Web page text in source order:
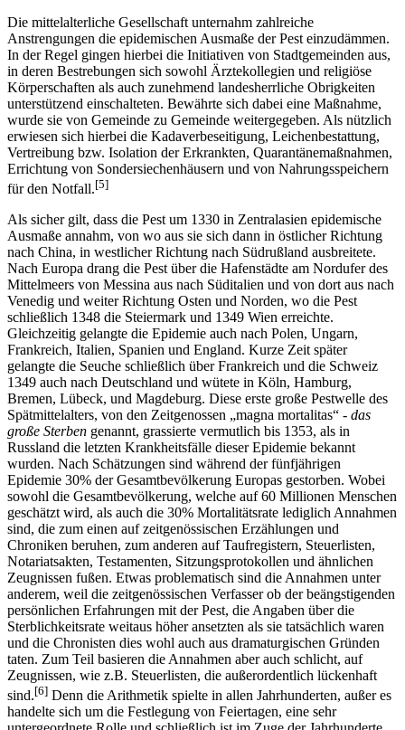
Die mittelalterliche Gesellschaft unternahm zahlreiche
Anstrengungen die epidemischen Ausmaße der Pest einzudämmen.
In der Regel gingen hierbei die Initiativen von Stadtgemeinden aus,
in deren Bestrebungen sich sowohl Ärztekollegien und religiöse
Körperschaften als auch zunehmend landesherrliche Obrigkeiten
unterstützend einschalteten. Bewährte sich dabei eine Maßnahme,
wurde sie von Gemeinde zu Gemeinde weitergegeben. Als nützlich
erwiesen sich hierbei die Kadaverbeseitigung, Leichenbestattung,
Vertreibung bzw. Isolation der Erkrankten, Quarantänemaßnahmen,
Errichtung von Sondersiechenhäusern und von Nahrungsspeichern
für den Notfall.[5]
Als sicher gilt, dass die Pest um 1330 in Zentralasien epidemische
Ausmaße annahm, von wo aus sie sich dann in östlicher Richtung
nach China, in westlicher Richtung nach Südrußland ausbreitete.
Nach Europa drang die Pest über die Hafenstädte am Nordufer des
Mittelmeers von Messina aus nach Süditalien und von dort aus nach
Venedig und weiter Richtung Osten und Norden, wo die Pest
schließlich 1348 die Steiermark und 1349 Wien erreichte.
Gleichzeitig gelangte die Epidemie auch nach Polen, Ungarn,
Frankreich, Italien, Spanien und England. Kurze Zeit später
gelangte die Seuche schließlich über Frankreich und die Schweiz
1349 auch nach Deutschland und wütete in Köln, Hamburg,
Bremen, Lübeck, und Magdeburg. Diese erste große Pestwelle des
Spätmittelalters, von den Zeitgenossen „magna mortalitas“ - das
große Sterben genannt, grassierte vermutlich bis 1353, als in
Russland die letzten Krankheitsfälle dieser Epidemie bekannt
wurden. Nach Schätzungen sind während der fünfjährigen
Epidemie 30% der Gesamtbevölkerung Europas gestorben. Wobei
sowohl die Gesamtbevölkerung, welche auf 60 Millionen Menschen
geschätzt wird, als auch die 30% Mortalitätsrate lediglich Annahmen
sind, die zum einen auf zeitgenössischen Erzählungen und
Chroniken beruhen, zum anderen auf Taufregistern, Steuerlisten,
Notariatsakten, Testamenten, Sitzungsprotokollen und ähnlichen
Zeugnissen fußen. Etwas problematisch sind die Annahmen unter
anderem, weil die zeitgenössischen Verfasser ob der beängstigenden
persönlichen Erfahrungen mit der Pest, die Angaben über die
Sterblichkeitsrate weitaus höher ansetzten als sie tatsächlich waren
und die Chronisten dies wohl auch aus dramaturgischen Gründen
taten. Zum Teil basieren die Annahmen aber auch schlicht, auf
Zeugnissen, wie z.B. Steuerlisten, die außerordentlich lückenhaft
sind.[6] Denn die Arithmetik spielte in allen Jahrhunderten, außer es
handelte sich um die Festlegung von Feiertagen, eine sehr